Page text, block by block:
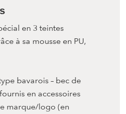
en 3 teintes
à sa mousse en PU,
bavarois – bec de
en accessoires
marque/logo (en